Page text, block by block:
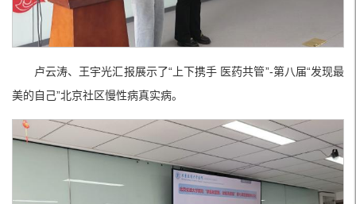
卢云涛、王宇光汇报展示了“上下携手 医药共管”-第八届“发现最
美的自己”北京社区慢性病真实病。